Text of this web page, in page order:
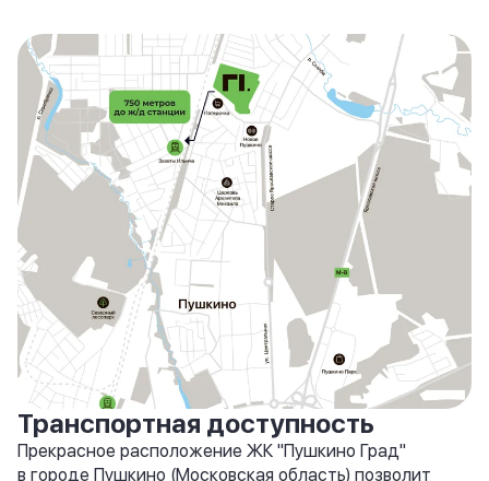
Транспортная доступность
Прекрасное расположение ЖК "Пушкино Град"
в городе Пушкино (Московская область) позволит